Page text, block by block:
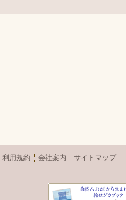
利用規約 会社案内 サイトマップ